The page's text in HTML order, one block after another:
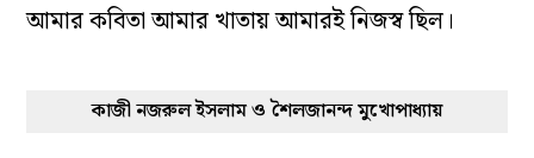
আমার কবিতা আমার খাতায় আমারই নিজস্ব ছিল।
কাজী নজরুল ইসলাম ও শৈলজানন্দ মুখোপাধ্যায়